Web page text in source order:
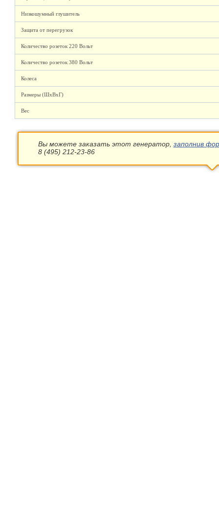
Низкошумный глушитель
Защита от перегрузок
Количество розеток 220 Вольт
Количество розеток 380 Вольт
Колеса
Размеры (ШхВхГ)
Вес
Вы можете заказать этот генератор, заполнив
8 (495) 212-23-86